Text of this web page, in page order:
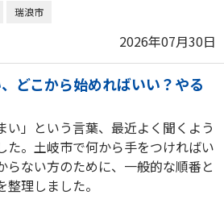
瑞浪市
2026年07月30日
どこから始めればいい？やる
い」という言葉、最近よく聞くよう
た。土岐市で何から手をつければい
らない方のために、一般的な順番と
整理しました。